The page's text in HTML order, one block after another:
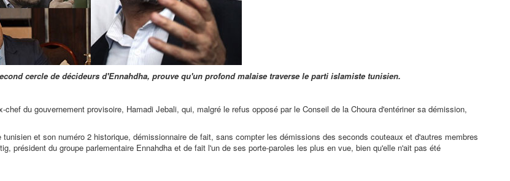
cercle de décideurs d'Ennahdha, prouve qu'un profond malaise traverse le parti islamiste tunisien.
du gouvernement provisoire, Hamadi Jebali, qui, malgré le refus opposé par le Conseil de la Choura d'entériner sa démission,
et son numéro 2 historique, démissionnaire de fait, sans compter les démissions des seconds couteaux et d'autres membres
président du groupe parlementaire Ennahdha et de fait l'un de ses porte-paroles les plus en vue, bien qu'elle n'ait pas été